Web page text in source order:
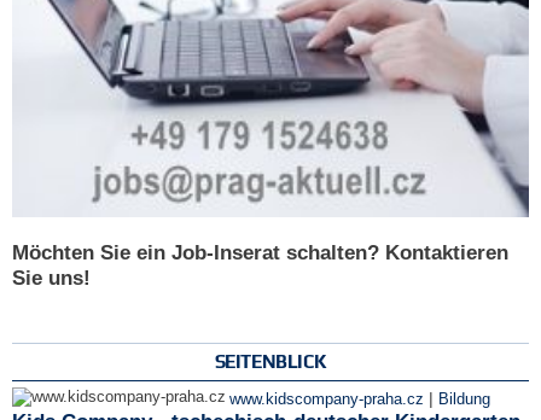
Möchten Sie ein Job-Inserat schalten? Kontaktieren
Sie uns!
SEITENBLICK
www.kidscompany-praha.cz | Bildung